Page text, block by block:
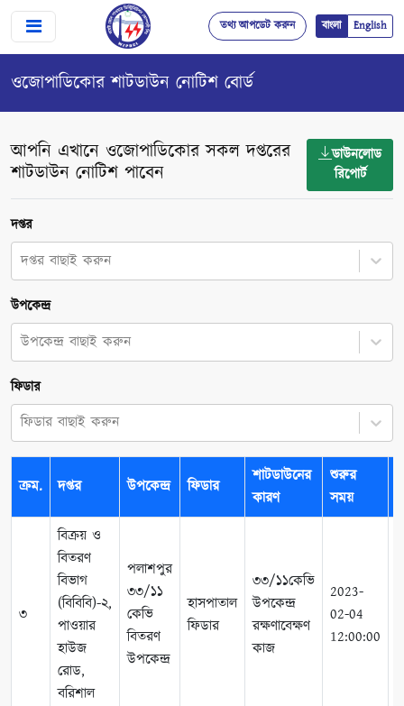
তথ্য আপডেট করুন বাংলা English
ওজোপাডিকোর শাটডাউন নোটিশ বোর্ড
আপনি এখানে ওজোপাডিকোর সকল দপ্তরের
শাটডাউন নোটিশ পাবেন
ডাউনলোড
রিপোর্ট
দপ্তর
দপ্তর বাছাই করুন
উপকেন্দ্র
উপকেন্দ্র বাছাই করুন
ফিডার
ফিডার বাছাই করুন
ক্রম. দপ্তর উপকেন্দ্র ফিডার
শাটডাউনের
কারণ
শুরুর
সময়
৩
বিক্রয় ও
বিতরণ
বিভাগ
(বিবিবি)-২,
পাওয়ার
হাউজ
রোড,
বরিশাল
পলাশপুর
৩৩/১১
কেভি
বিতরণ
উপকেন্দ্র
হাসপাতাল
ফিডার
৩৩/১১কেভি
উপকেন্দ্র
রক্ষণাবেক্ষণ
কাজ
2023-
02-04
12:00:00